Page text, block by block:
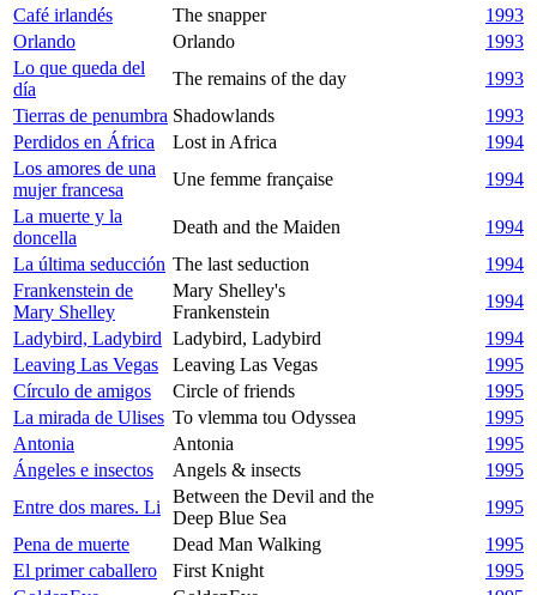
Café irlandés The snapper
1993
Orlando
Orlando
1993
Lo que queda del
día
The remains of the day
1993
Tierras de penumbra Shadowlands
1993
Perdidos en África
Lost in Africa
1994
Los amores de una
mujer francesa
Une femme française
1994
La muerte y la
doncella
Death and the Maiden
1994
La última seducción The last seduction
1994
Frankenstein de
Mary Shelley
Mary Shelley's
Frankenstein
1994
Ladybird, Ladybird Ladybird, Ladybird
1994
Leaving Las Vegas
Leaving Las Vegas
1995
Círculo de amigos
Circle of friends
1995
La mirada de Ulises To vlemma tou Odyssea
1995
Antonia
Antonia
1995
Ángeles e insectos
Angels & insects
1995
Entre dos mares. Li
Between the Devil and the
Deep Blue Sea
1995
Pena de muerte
Dead Man Walking
1995
El primer caballero
First Knight
1995